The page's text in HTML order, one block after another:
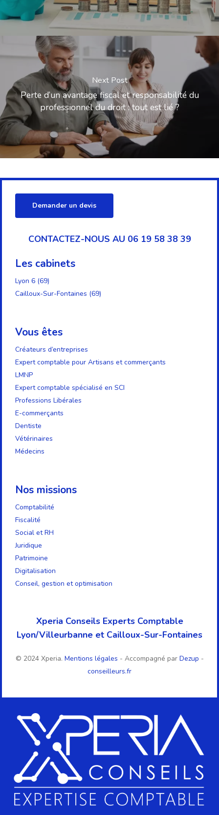
Next Post
Perte d’un avantage fiscal et responsabilité du
professionnel du droit : tout est lié ?
Demander un devis
CONTACTEZ-NOUS AU 06 19 58 38 39
Les cabinets
Lyon 6 (69)
Cailloux-Sur-Fontaines (69)
Vous êtes
Créateurs d’entreprises
Expert comptable pour Artisans et commerçants
LMNP
Expert comptable spécialisé en SCI
Professions Libérales
E-commerçants
Dentiste
Vétérinaires
Médecins
Nos missions
Comptabilité
Fiscalité
Social et RH
Juridique
Patrimoine
Digitalisation
Conseil, gestion et optimisation
Xperia Conseils Experts Comptable
Lyon/Villeurbanne et Cailloux-Sur-Fontaines
© 2024 Xperia. Mentions légales - Accompagné par Dezup -
conseilleurs.fr